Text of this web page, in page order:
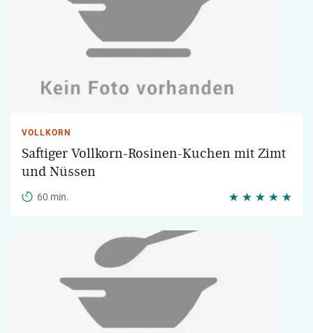
VOLLKORN
Saftiger Vollkorn-Rosinen-Kuchen mit Zimt
und Nüssen
60 min.